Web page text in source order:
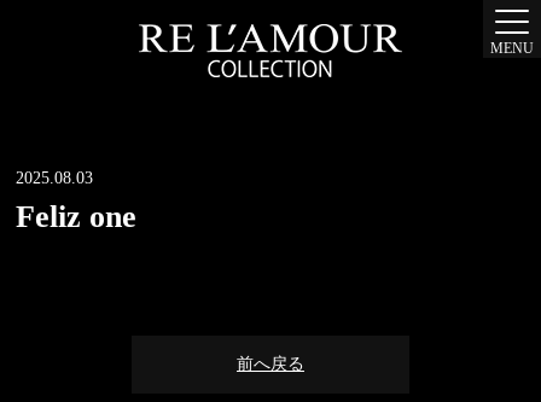
MENU
2025.08.03
Feliz one
前へ戻る